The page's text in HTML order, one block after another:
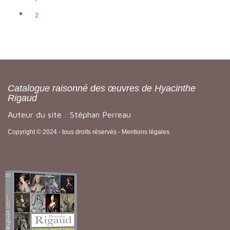
z
Catalogue raisonné des œuvres de Hyacinthe
Rigaud
Auteur du site : Stéphan Perreau
Copyright © 2024 - tous droits réservés - Mentions légales